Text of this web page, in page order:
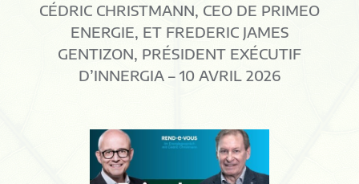
CÉDRIC CHRISTMANN, CEO DE PRIMEO
ENERGIE, ET FREDERIC JAMES
GENTIZON, PRÉSIDENT EXÉCUTIF
D’INNERGIA – 10 AVRIL 2026